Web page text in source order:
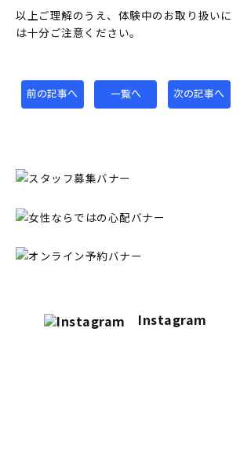
以上ご理解のうえ、体験中のお取り扱いに
は十分ご注意ください。
前の記事へ 一覧へ 次の記事へ
Instagram